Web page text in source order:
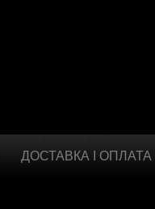
ДОСТАВКА І ОПЛАТА